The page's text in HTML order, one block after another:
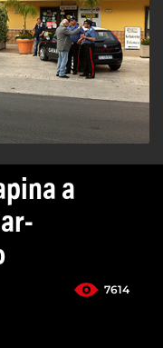
a
7614